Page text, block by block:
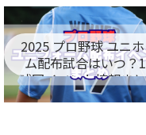
2025 プロ野球 ユニ
ム配布試合はいつ？
球団イベント情報ま